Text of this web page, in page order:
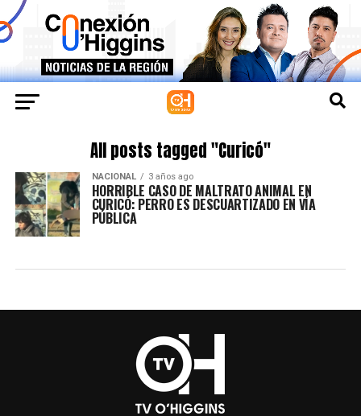
All posts tagged "Curicó"
NACIONAL 3 años ago
HORRIBLE CASO DE MALTRATO ANIMAL EN
CURICÓ: PERRO ES DESCUARTIZADO EN VÍA
PÚBLICA